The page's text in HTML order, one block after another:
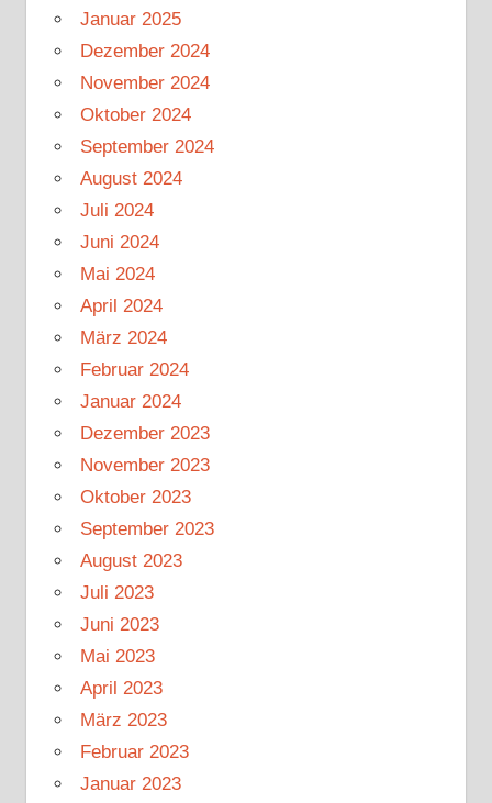
Januar 2025
Dezember 2024
November 2024
Oktober 2024
September 2024
August 2024
Juli 2024
Juni 2024
Mai 2024
April 2024
März 2024
Februar 2024
Januar 2024
Dezember 2023
November 2023
Oktober 2023
September 2023
August 2023
Juli 2023
Juni 2023
Mai 2023
April 2023
März 2023
Februar 2023
Januar 2023